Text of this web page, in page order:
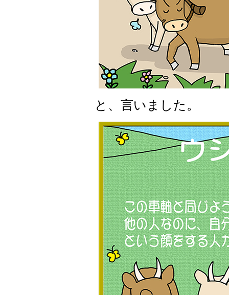
と、言いました。